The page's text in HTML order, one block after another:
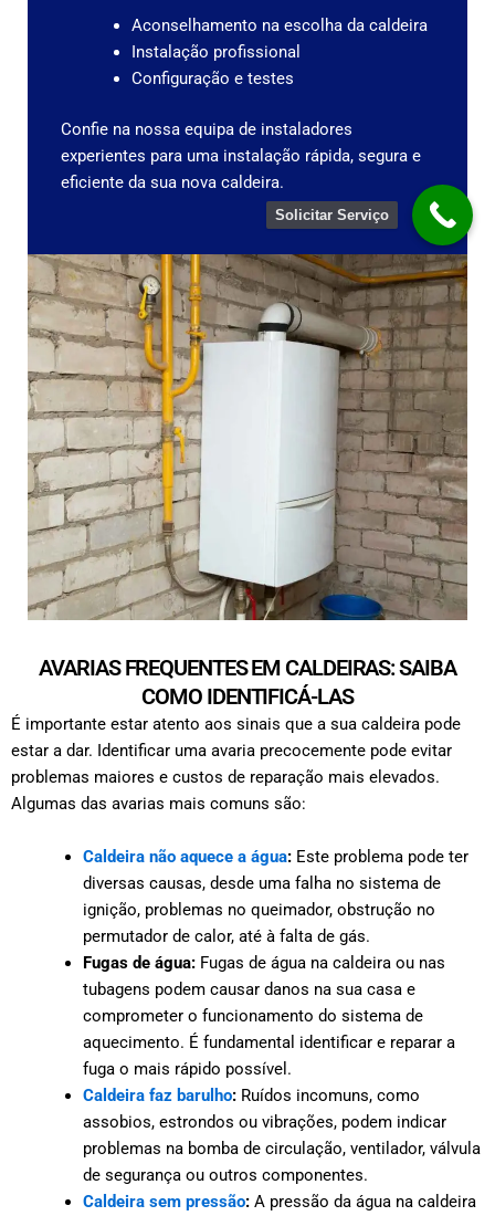
Aconselhamento na escolha da caldeira
Instalação profissional
Configuração e testes
Confie na nossa equipa de instaladores
experientes para uma instalação rápida, segura e
eficiente da sua nova caldeira.
AVARIAS FREQUENTES EM CALDEIRAS: SAIBA
COMO IDENTIFICÁ-LAS
É importante estar atento aos sinais que a sua caldeira pode
estar a dar. Identificar uma avaria precocemente pode evitar
problemas maiores e custos de reparação mais elevados.
Algumas das avarias mais comuns são:
Caldeira não aquece a água: Este problema pode ter
diversas causas, desde uma falha no sistema de
ignição, problemas no queimador, obstrução no
permutador de calor, até à falta de gás.
Fugas de água: Fugas de água na caldeira ou nas
tubagens podem causar danos na sua casa e
comprometer o funcionamento do sistema de
aquecimento. É fundamental identificar e reparar a
fuga o mais rápido possível.
Caldeira faz barulho: Ruídos incomuns, como
assobios, estrondos ou vibrações, podem indicar
problemas na bomba de circulação, ventilador, válvula
de segurança ou outros componentes.
Caldeira sem pressão: A pressão da água na caldeira
Solicitar Serviço